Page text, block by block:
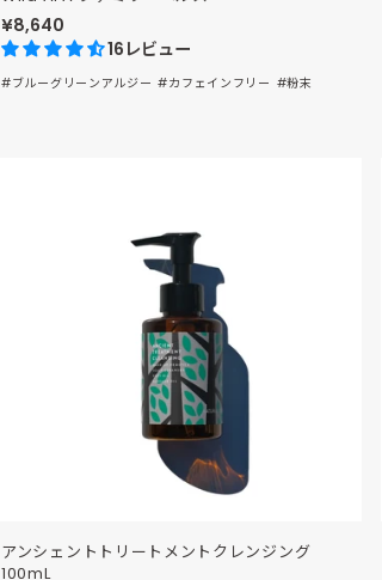
¥8,640
16レビュー
#ブルーグリーンアルジー #カフェインフリー #粉末
アンシェントトリートメントクレンジング
100mL